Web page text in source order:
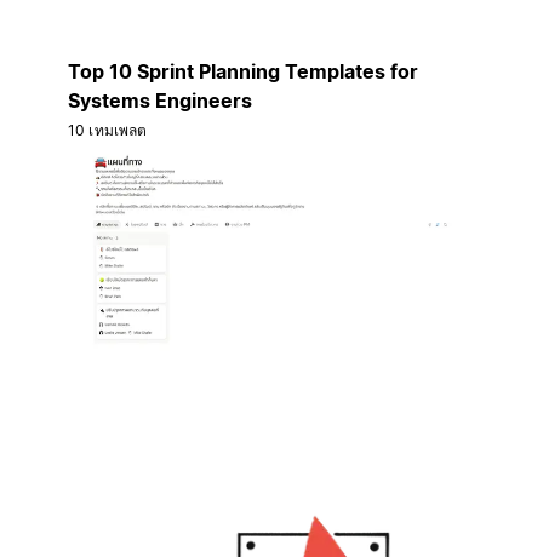
Top 10 Sprint Planning Templates for
Systems Engineers
10 เทมเพลต